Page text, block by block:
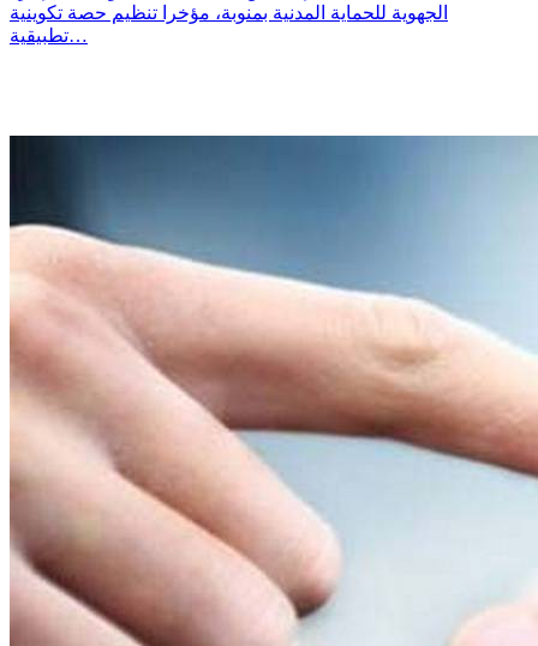
الجهوية للحماية المدنية بمنوبة، مؤخرا تنظيم حصة تكوينية
تطبيقية…